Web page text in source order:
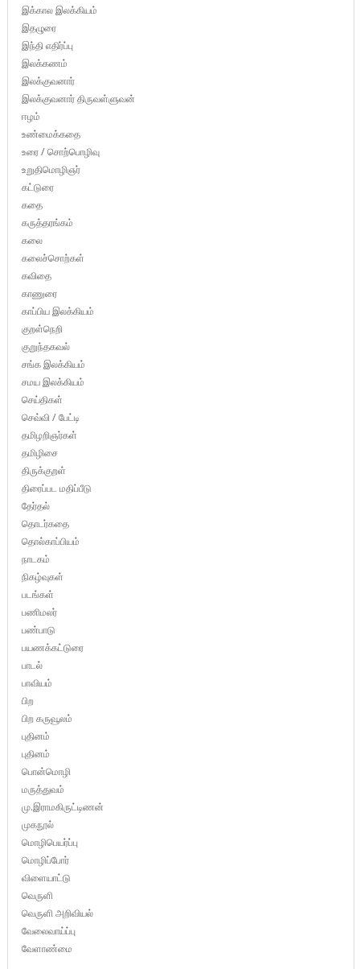
இக்கால இலக்கியம்
இதழுரை
இந்தி எதிர்ப்பு
இலக்கணம்
இலக்குவனார்
இலக்குவனார் திருவள்ளுவன்
ஈழம்
உண்மைக்கதை
உரை / சொற்பொழிவு
உறுதிமொழிஞர்
கட்டுரை
கதை
கருத்தரங்கம்
கலை
கலைச்சொற்கள்
கவிதை
காணுரை
காப்பிய இலக்கியம்
குறள்நெறி
குறுந்தகவல்
சங்க இலக்கியம்
சமய இலக்கியம்
செய்திகள்
செவ்வி / பேட்டி
தமிழறிஞர்கள்
தமிழிசை
திருக்குறள்
திரைப்பட மதிப்பீடு
தேர்தல்
தொடர்கதை
தொல்காப்பியம்
நாடகம்
நிகழ்வுகள்
படங்கள்
பணிமலர்
பண்பாடு
பயணக்கட்டுரை
பாடல்
பாவியம்
பிற
பிற கருவூலம்
புதினம்
புதினம்
பொன்மொழி
மருத்துவம்
மு.இராமகிருட்டிணன்
முகநூல்
மொழிபெயர்ப்பு
மொழிப்போர்
விளையாட்டு
வெருளி
வெருளி அறிவியல்
வேலைவாய்ப்பு
வேளாண்மை